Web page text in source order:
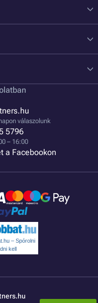
válaszolunk
5796
– 16:00
a Facebookon
– Spórolni
kell